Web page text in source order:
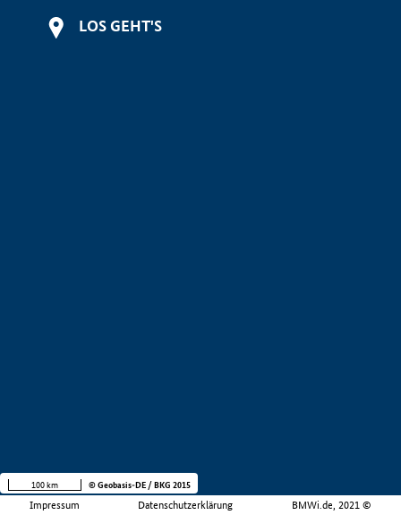
LOS GEHT'S
Impressum Datenschutzerklärung BMWi.de, 2021 ©
100 km © Geobasis-DE / BKG 2015